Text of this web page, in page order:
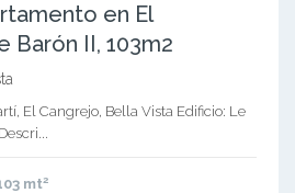
en El
Barón II, 103m2
El Cangrejo, Bella Vista Edificio: Le
mt2